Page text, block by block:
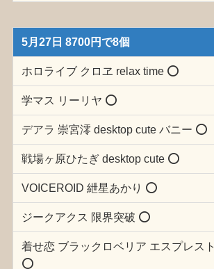
5月27日 8700円で8個
ホロライブ クロヱ relax time ⭕️
学マス リーリヤ ⭕️
デアラ 崇宮澪 desktop cute バニー ⭕️
戦場ヶ原ひたぎ desktop cute ⭕️
VOICEROID 紲星あかり ⭕️
ジークアクス 限界突破 ⭕️
着せ恋 ブラックロベリア エスプレスト
⭕️